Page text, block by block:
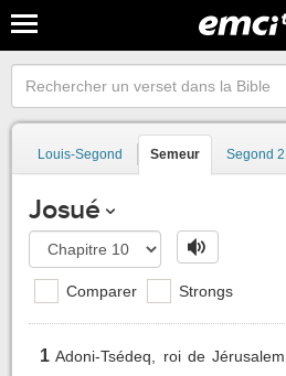
Louis-Segond Semeur Segond
Josué
Comparer Strongs
1 Adoni-Tsédeq, roi de